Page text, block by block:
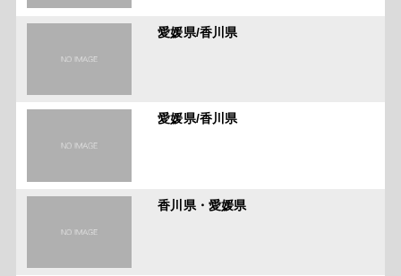
愛媛県/香川県
愛媛県/香川県
香川県・愛媛県